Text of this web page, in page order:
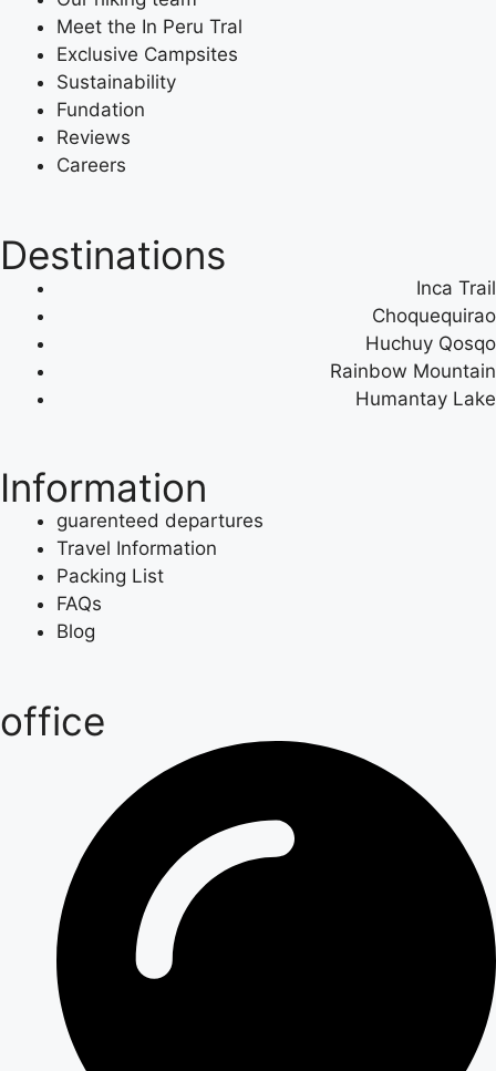
Meet the In Peru Tral
Exclusive Campsites
Sustainability
Fundation
Reviews
Careers
Destinations
Inca Trail
Choquequirao
Huchuy Qosqo
Rainbow Mountain
Humantay Lake
Information
guarenteed departures
Travel Information
Packing List
FAQs
Blog
office